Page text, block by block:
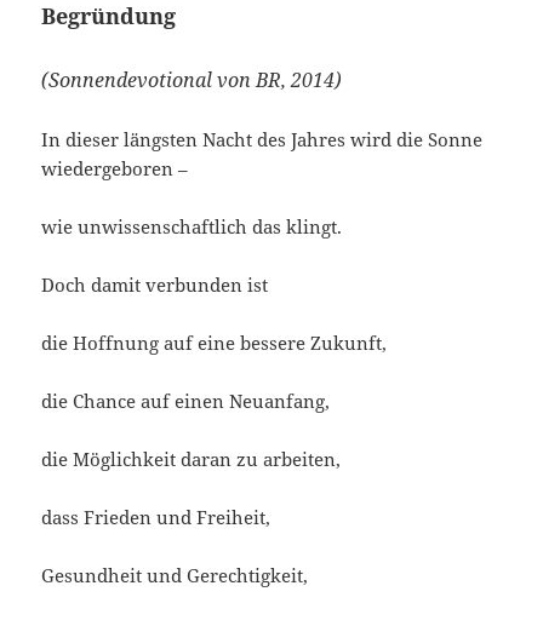
Begründung
(Sonnendevotional von BR, 2014)
In dieser längsten Nacht des Jahres wird die Sonne
wiedergeboren –
wie unwissenschaftlich das klingt.
Doch damit verbunden ist
die Hoffnung auf eine bessere Zukunft,
die Chance auf einen Neuanfang,
die Möglichkeit daran zu arbeiten,
dass Frieden und Freiheit,
Gesundheit und Gerechtigkeit,